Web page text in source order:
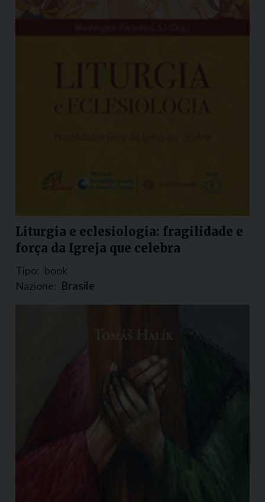
Liturgia e eclesiologia: fragilidade e
força da Igreja que celebra
Tipo: book
Nazione: Brasile